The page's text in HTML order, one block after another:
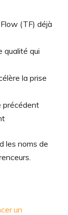
(TF) déjà
qualité qui
la prise
précédent
les noms de
un